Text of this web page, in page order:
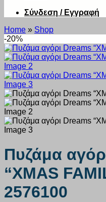
Σύνδεση / Εγγραφή
Home » Shop
-20%
Πυζάμα
“XMAS
2576100